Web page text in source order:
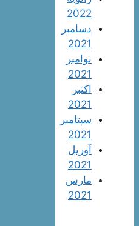
2022
دسامبر
2021
نوامبر
2021
اکتبر
2021
سپتامبر
2021
آوریل
2021
مارس
2021